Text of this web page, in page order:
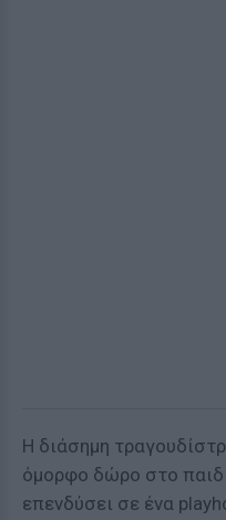
Η διάσημη
όμορφο δώρο στο
επενδύσει σε ένα